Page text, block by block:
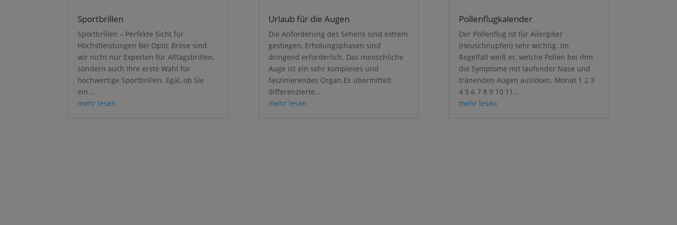
Sportbrillen
Sportbrillen – Perfekte Sicht für
Höchstleistungen Bei Optic Bröse sind
wir nicht nur Experten für Alltagsbrillen,
sondern auch Ihre erste Wahl für
hochwertige Sportbrillen. Egal, ob Sie
ein...
mehr lesen
Urlaub für die Augen
Die Anforderung des Sehens sind extrem
gestiegen, Erholungsphasen sind
dringend erforderlich. Das menschliche
Auge ist ein sehr komplexes und
faszinierendes Organ.Es übermittelt
differenzierte...
mehr lesen
Pollenflugkalender
Der Pollenflug ist für Allergiker
(Heuschnupfen) sehr wichtig. Im
Regelfall weiß er, welche Pollen bei ihm
die Symptome mit laufender Nase und
tränenden Augen auslösen. Monat 1 2 3
4 5 6 7 8 9 10 11...
mehr lesen